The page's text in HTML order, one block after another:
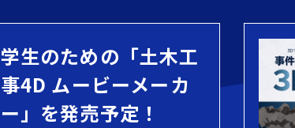
学生のための「土木工
事4D ムービーメーカ
ー」を発売予定！